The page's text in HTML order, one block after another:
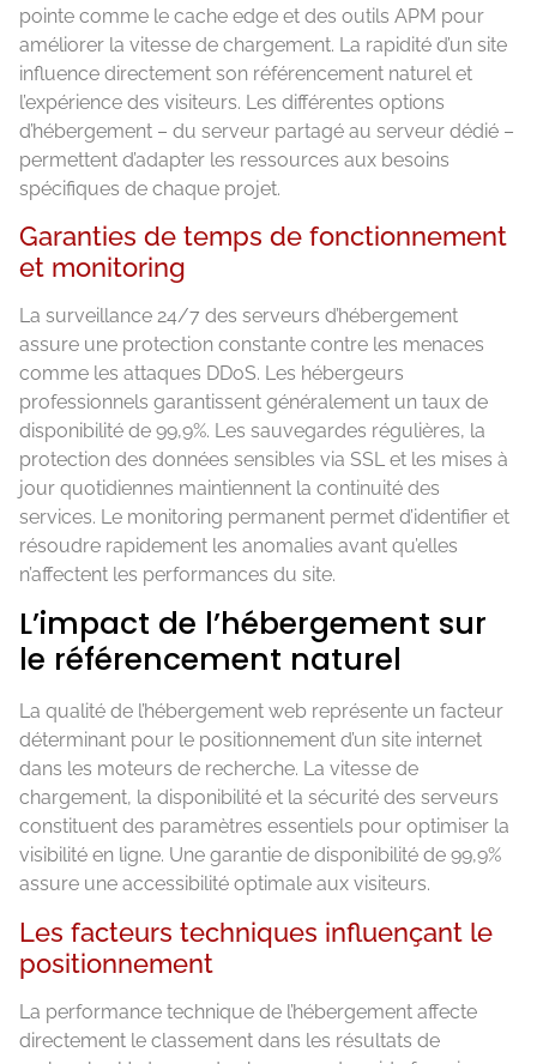
pointe comme le cache edge et des outils APM pour
améliorer la vitesse de chargement. La rapidité d’un site
influence directement son référencement naturel et
l’expérience des visiteurs. Les différentes options
d’hébergement – du serveur partagé au serveur dédié –
permettent d’adapter les ressources aux besoins
spécifiques de chaque projet.
Garanties de temps de fonctionnement
et monitoring
La surveillance 24/7 des serveurs d’hébergement
assure une protection constante contre les menaces
comme les attaques DDoS. Les hébergeurs
professionnels garantissent généralement un taux de
disponibilité de 99,9%. Les sauvegardes régulières, la
protection des données sensibles via SSL et les mises à
jour quotidiennes maintiennent la continuité des
services. Le monitoring permanent permet d’identifier et
résoudre rapidement les anomalies avant qu’elles
n’affectent les performances du site.
L’impact de l’hébergement sur
le référencement naturel
La qualité de l’hébergement web représente un facteur
déterminant pour le positionnement d’un site internet
dans les moteurs de recherche. La vitesse de
chargement, la disponibilité et la sécurité des serveurs
constituent des paramètres essentiels pour optimiser la
visibilité en ligne. Une garantie de disponibilité de 99,9%
assure une accessibilité optimale aux visiteurs.
Les facteurs techniques influençant le
positionnement
La performance technique de l’hébergement affecte
directement le classement dans les résultats de